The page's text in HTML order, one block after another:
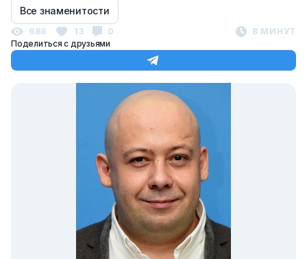
Все знаменитости
688 13 0
8 МИНУТ
Поделиться с друзьями